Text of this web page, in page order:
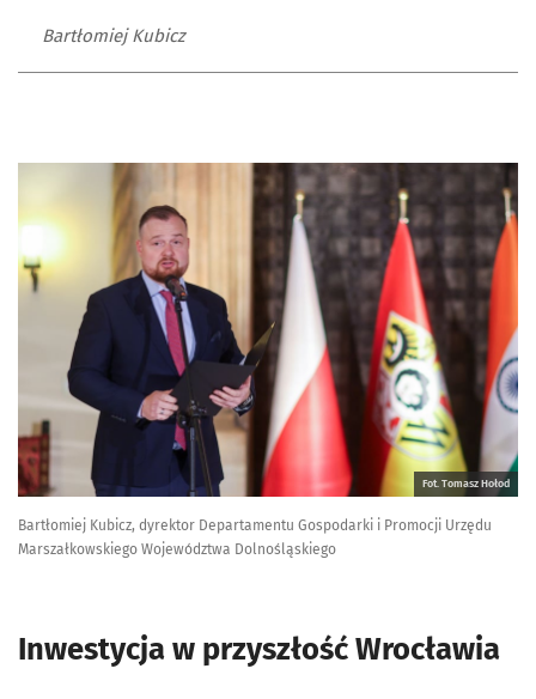
Bartłomiej Kubicz
Fot. Tomasz Hołod
Bartłomiej Kubicz, dyrektor Departamentu Gospodarki i Promocji Urzędu
Marszałkowskiego Województwa Dolnośląskiego
Inwestycja w przyszłość Wrocławia